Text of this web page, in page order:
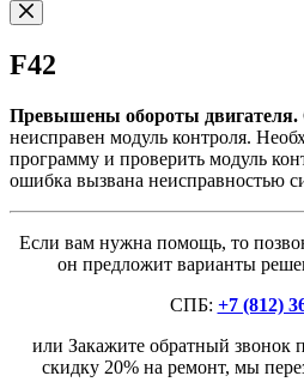
F42
Превышены обороты двигателя.
неисправен модуль контроля.
программу и проверить модуль
ошибка вызвана неисправностью
Если вам нужна помощь, то
он предложит варианты
СПБ: +7 (812)
или Закажите обратный звонок
скидку 20% на ремонт, мы